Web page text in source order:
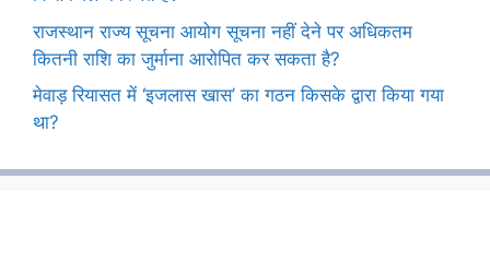
राजस्थान राज्य सूचना आयोग सूचना नहीं देने पर अधिकतम
कितनी राशि का जुर्माना आरोपित कर सकता है?
मेवाड़ रियासत में ‘इजलास खास’ का गठन किसके द्वारा किया गया
था?